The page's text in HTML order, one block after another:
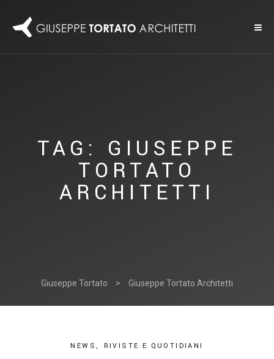
TAG: GIUSEPPE
TORTATO
ARCHITETTI
Giuseppe Tortato > Giuseppe Tortato Architetti
NEWS, RIVISTE E QUOTIDIANI